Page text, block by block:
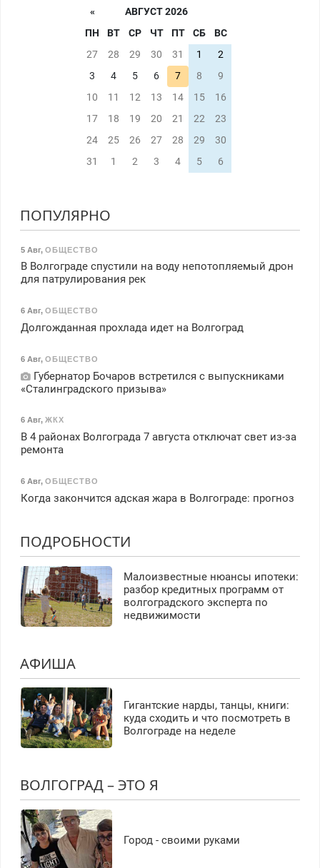
«
АВГУСТ 2026
ПН
ВТ СР ЧТ ПТ СБ
ВС
27
28 29 30 31 1
2
3
4 5 6 7 8
9
10
11 12 13 14 15
16
17
18 19 20 21 22
23
24
25 26 27 28 29
30
31
1 2 3 4 5 6
ПОПУЛЯРНО
5 Авг, ОБЩЕСТВО
В Волгограде спустили на воду непотопляемый дрон
для патрулирования рек
6 Авг, ОБЩЕСТВО
Долгожданная прохлада идет на Волгоград
6 Авг, ОБЩЕСТВО
Губернатор Бочаров встретился с выпускниками
«Сталинградского призыва»
6 Авг, ЖКХ
В 4 районах Волгограда 7 августа отключат свет из-за
ремонта
6 Авг, ОБЩЕСТВО
Когда закончится адская жара в Волгограде: прогноз
ПОДРОБНОСТИ
Малоизвестные нюансы ипотеки:
разбор кредитных программ от
волгоградского эксперта по
недвижимости
АФИША
Гигантские нарды, танцы, книги:
куда сходить и что посмотреть в
Волгограде на неделе
ВОЛГОГРАД – ЭТО Я
Город - своими руками